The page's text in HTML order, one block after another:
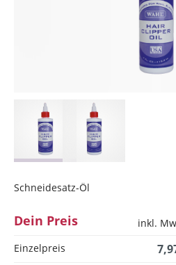
Schneidesatz-Öl
Dein Preis inkl.
Einzelpreis